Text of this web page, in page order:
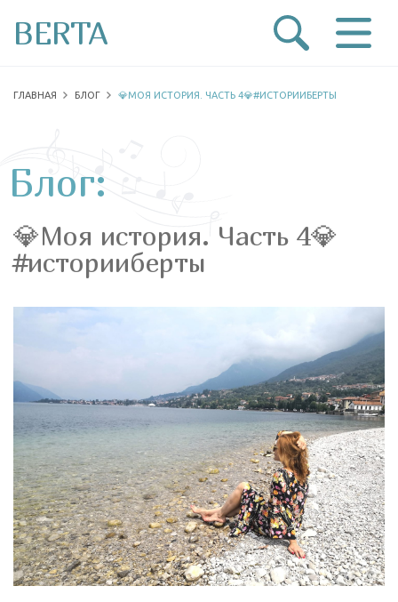
BERTA
ГЛАВНАЯ БЛОГ 💎МОЯ ИСТОРИЯ. ЧАСТЬ 4💎#ИСТОРИИБЕРТЫ
Блог:
💎Моя история. Часть 4💎
#историиберты